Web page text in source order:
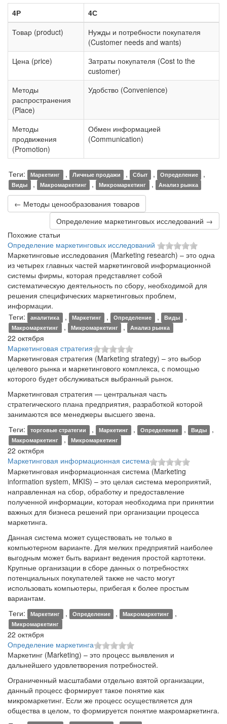
4Р
4С
Товар (product)
Нужды и потребности покупателя
(Customer needs and wants)
Цена (price)
Затраты покупателя (Cost to the
customer)
Методы
распространения
(Place)
Удобство (Convenience)
Методы
продвижения
(Promotion)
Обмен информацией
(Communication)
Теги: Маркетинг , Личные продажи , Сбыт , Определение ,
Виды , Макромаркетинг , Микромаркетинг , Анализ рынка
← Методы ценообразования товаров
Определение маркетинговых исследований →
Похожие статьи
Определение маркетинговых исследований
Маркетинговые исследования (Marketing research) – это одна
из четырех главных частей маркетинговой информационной
системы фирмы, которая представляет собой
систематическую деятельность по сбору, необходимой для
решения специфических маркетинговых проблем,
информации.
Теги:
аналитика , Маркетинг , Определение , Виды ,
Макромаркетинг , Микромаркетинг , Анализ рынка
22 октября
Маркетинговая стратегия
Маркетинговая стратегия (Marketing strategy) – это выбор
целевого рынка и маркетингового комплекса, с помощью
которого будет обслуживаться выбранный рынок.
Маркетинговая стратегия — центральная часть
стратегического плана предприятия, разработкой которой
занимаются все менеджеры высшего звена.
Теги:
торговые стратегии , Маркетинг , Определение , Виды ,
Макромаркетинг , Микромаркетинг
22 октября
Маркетинговая информационная система
Маркетинговая информационная система (Marketing
information system, MKIS) – это целая система мероприятий,
направленная на сбор, обработку и предоставление
полученной информации, которая необходима при принятии
важных для бизнеса решений при организации процесса
маркетинга.
Данная система может существовать не только в
компьютерном варианте. Для мелких предприятий наиболее
выгодным может быть вариант ведения простой картотеки.
Крупные организации в сборе данных о потребностях
потенциальных покупателей также не часто могут
использовать компьютеры, прибегая к более простым
вариантам.
Теги:
Маркетинг , Определение , Макромаркетинг ,
Микромаркетинг
22 октября
Определение маркетинга
Маркетинг (Marketing) – это процесс выявления и
дальнейшего удовлетворения потребностей.
Ограниченный масштабами отдельно взятой организации,
данный процесс формирует такое понятие как
микромаркетинг. Если же процесс осуществляется для
общества в целом, то формируется понятие макромаркетинга.